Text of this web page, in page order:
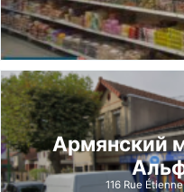
Армянский
116 Rue